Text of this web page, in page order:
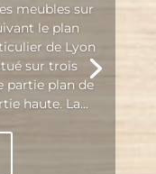
meubles sur
le plan
de Lyon
sur trois
partie plan de
haute. La...